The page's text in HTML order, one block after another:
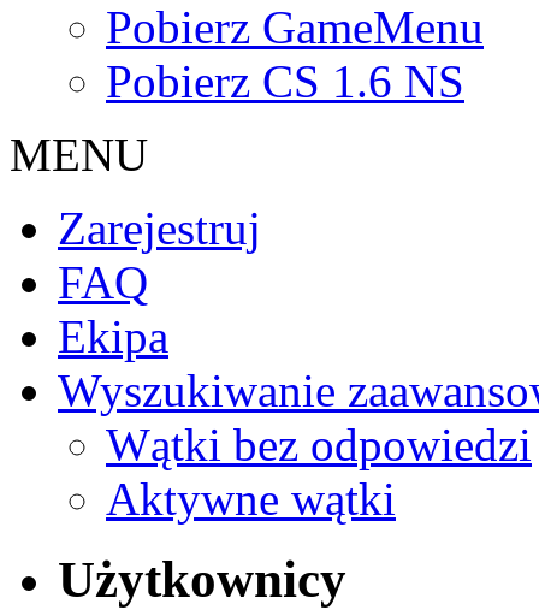
Pobierz GameMenu
Pobierz CS 1.6 NS
MENU
Zarejestruj
FAQ
Ekipa
Wyszukiwanie
Wątki bez odpowiedzi
Aktywne wątki
Użytkownicy